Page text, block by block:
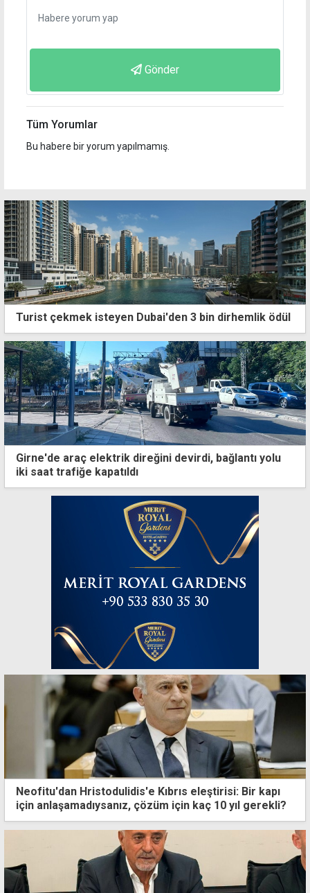
Gönder
Tüm Yorumlar
Bu habere bir yorum yapılmamış.
Turist çekmek isteyen Dubai'den 3 bin dirhemlik ödül
Girne'de araç elektrik direğini devirdi, bağlantı yolu
iki saat trafiğe kapatıldı
Neofitu'dan Hristodulidis'e Kıbrıs eleştirisi: Bir kapı
için anlaşamadıysanız, çözüm için kaç 10 yıl gerekli?